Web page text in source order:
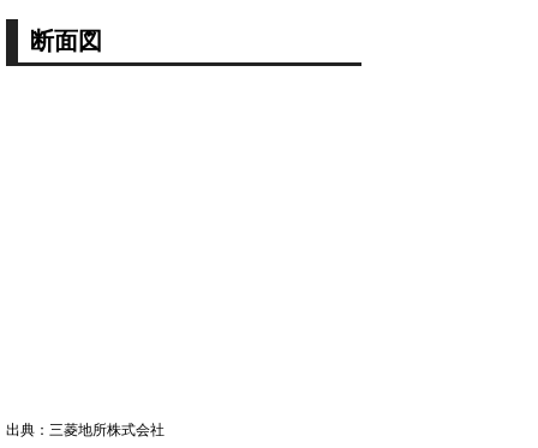
断面図
出典：三菱地所株式会社